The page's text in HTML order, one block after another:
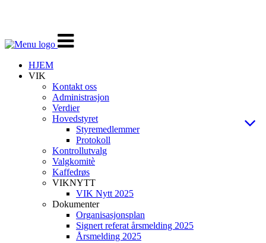
Veksle
navigasjon
HJEM
VIK
Kontakt oss
Administrasjon
Verdier
Hovedstyret
Styremedlemmer
Protokoll
Kontrollutvalg
Valgkomitè
Kaffedrøs
VIKNYTT
VIK Nytt 2025
Dokumenter
Organisasjonsplan
Signert referat årsmelding 2025
Årsmelding 2025